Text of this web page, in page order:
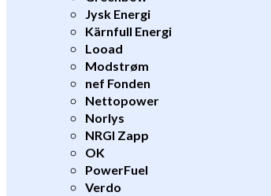
Jysk Energi
Kärnfull Energi
Looad
Modstrøm
nef Fonden
Nettopower
Norlys
NRGI Zapp
OK
PowerFuel
Verdo